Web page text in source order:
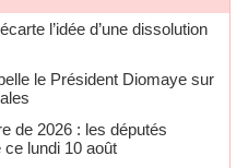
l’idée d’une dissolution
le Président Diomaye sur
de 2026 : les députés
lundi 10 août